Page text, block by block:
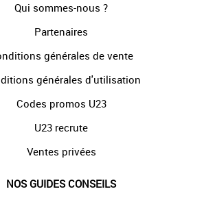
Qui sommes-nous ?
Partenaires
générales de vente
générales d'utilisation
Codes promos U23
U23 recrute
Ventes privées
NOS GUIDES CONSEILS